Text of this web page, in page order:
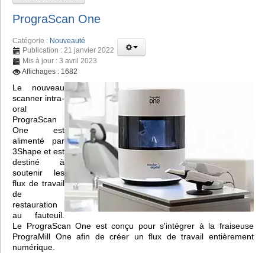
PrograScan One
Catégorie : Nouveauté
Publication : 21 janvier 2022
Mis à jour : 3 avril 2023
Affichages : 1682
Le nouveau
scanner intra-
oral
PrograScan
One est
alimenté par
3Shape et est
destiné à
soutenir les
flux de travail
de
restauration
au fauteuil.
Le PrograScan One est conçu pour s'intégrer à la fraiseuse
PrograMill One afin de créer un flux de travail entièrement
numérique.